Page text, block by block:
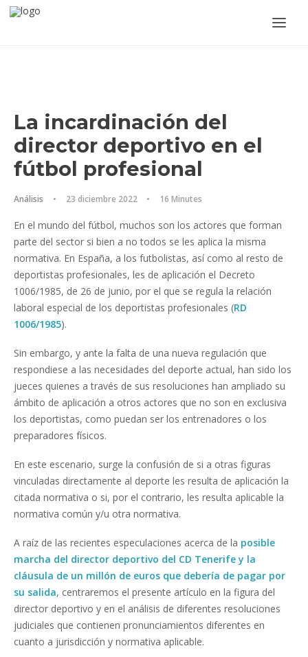
ACCEDER
La incardinación del
director deportivo en el
fútbol profesional
Análisis • 23 diciembre 2022 • 16 Minutes
En el mundo del fútbol, muchos son los actores que forman
parte del sector si bien a no todos se les aplica la misma
normativa. En España, a los futbolistas, así como al resto de
deportistas profesionales, les de aplicación el Decreto
1006/1985, de 26 de junio, por el que se regula la relación
laboral especial de los deportistas profesionales (RD
1006/1985).
Sin embargo, y ante la falta de una nueva regulación que
respondiese a las necesidades del deporte actual, han sido los
jueces quienes a través de sus resoluciones han ampliado su
ámbito de aplicación a otros actores que no son en exclusiva
los deportistas, como puedan ser los entrenadores o los
preparadores físicos.
En este escenario, surge la confusión de si a otras figuras
vinculadas directamente al deporte les resulta de aplicación la
citada normativa o si, por el contrario, les resulta aplicable la
normativa común y/u otra normativa.
A raíz de las recientes especulaciones acerca de la posible
marcha del director deportivo del CD Tenerife y la
cláusula de un millón de euros que debería de pagar por
su salida, centraremos el presente artículo en la figura del
director deportivo y en el análisis de diferentes resoluciones
judiciales que contienen pronunciamientos diferentes en
cuanto a jurisdicción y normativa aplicable.